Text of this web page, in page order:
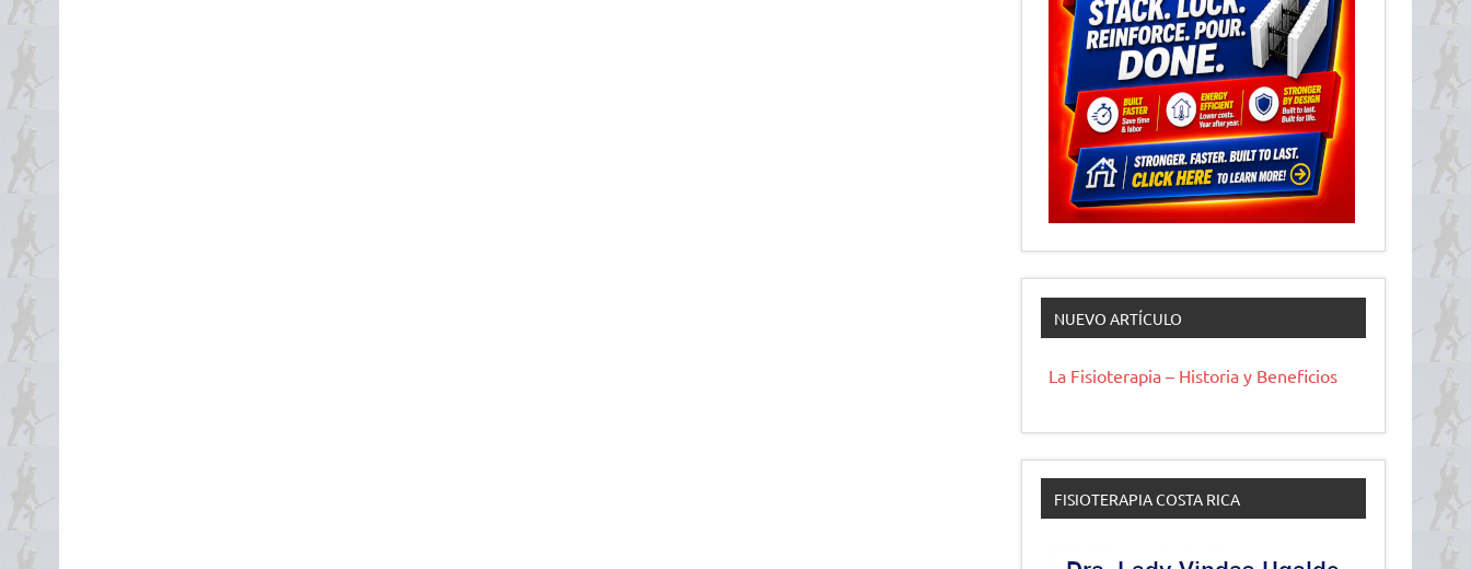
NUEVO ARTÍCULO
La Fisioterapia – Historia y Beneficios
FISIOTERAPIA COSTA RICA